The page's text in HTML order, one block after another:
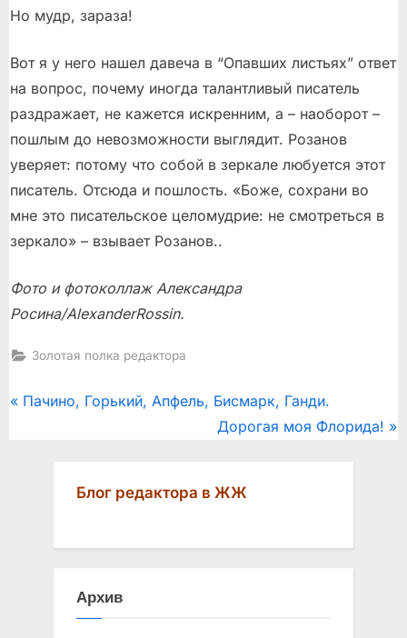
Но мудр, зараза!
Вот я у него нашел давеча в “Опавших листьях” ответ
на вопрос, почему иногда талантливый писатель
раздражает, не кажется искренним, а – наоборот –
пошлым до невозможности выглядит. Розанов
уверяет: потому что собой в зеркале любуется этот
писатель. Отсюда и пошлость. «Боже, сохрани во
мне это писательское целомудрие: не смотреться в
зеркало» – взывает Розанов..
Фото и фотоколлаж Александра
Росина/AlexanderRossin.
Золотая полка редактора
Post
P
Пачино, Горький, Апфель, Бисмарк, Ганди.
N
t
o
Дорогая моя Флорида!
Блог редактора в ЖЖ
Архив